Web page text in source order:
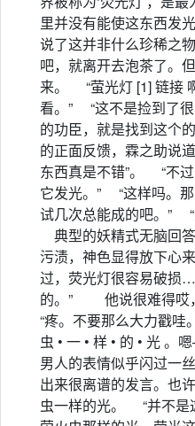
里并没有能使这东西
说了这并非什么珍稀之
吧，就离开去泡茶了。
来。 “萤光灯 [1] 链接
看。” “这不是捡到了
的功臣，就是找到这
的正面反馈，霖之助说
东西真是不错”。 “不
它发光。” “这样吗。
试几次总能成的吧。”
典型的妖精式无脑回
污渍，神色显得放下心
过，荧光灯很容易破损
的。” 他说很难得哎
“疼。不要那么大力戳哇
虫 • 一 • 样 • 的 • 光
男人的表情似乎闪过一
出来很离谱的发言。也
虫一样的光。 “并不是